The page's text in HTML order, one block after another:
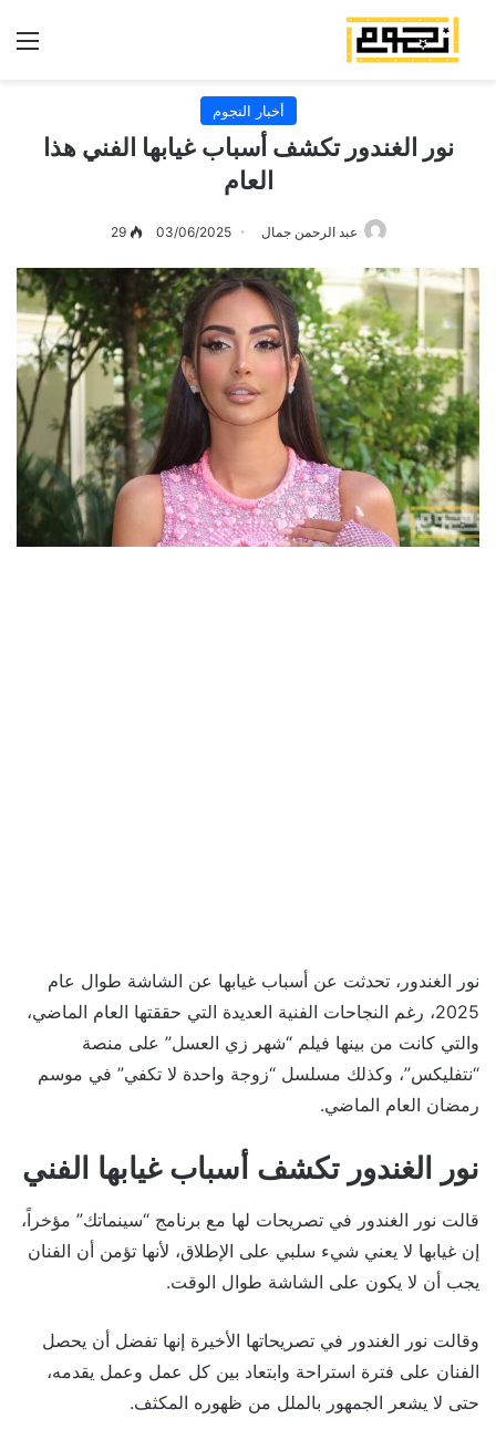
أخبار النجوم
نور الغندور تكشف أسباب غيابها الفني هذا
العام
عبد الرحمن جمال 03/06/2025
29
نور الغندور، تحدثت عن أسباب غيابها عن الشاشة طوال عام
2025، رغم النجاحات الفنية العديدة التي حققتها العام الماضي،
والتي كانت من بينها فيلم “شهر زي العسل” على منصة
“نتفليكس”، وكذلك مسلسل “زوجة واحدة لا تكفي” في موسم
رمضان العام الماضي.
نور الغندور تكشف أسباب غيابها الفني
قالت نور الغندور في تصريحات لها مع برنامج “سينماتك” مؤخراً،
إن غيابها لا يعني شيء سلبي على الإطلاق، لأنها تؤمن أن الفنان
يجب أن لا يكون على الشاشة طوال الوقت.
وقالت نور الغندور في تصريحاتها الأخيرة إنها تفضل أن يحصل
الفنان على فترة استراحة وابتعاد بين كل عمل وعمل يقدمه،
حتى لا يشعر الجمهور بالملل من ظهوره المكثف.